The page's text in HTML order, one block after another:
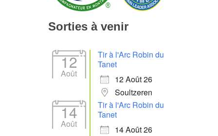
Sorties à venir
12
Août
Tir à l'Arc Robin du
Tanet
12 Août 26
Soultzeren
14
Août
Tir à l'Arc Robin du
Tanet
14 Août 26